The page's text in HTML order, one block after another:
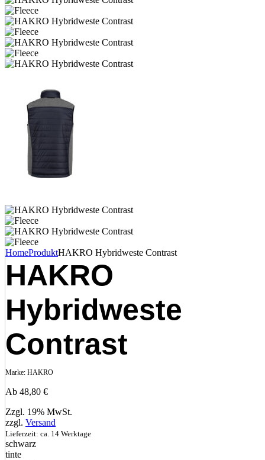
HomeProduktHAKRO Hybridweste Contrast
HAKRO
Hybridweste
Contrast
Marke: HAKRO
Ab 48,80 €
Zzgl. 19% MwSt.
zzgl. Versand
Lieferzeit: ca. 14 Werktage
schwarz
tinte